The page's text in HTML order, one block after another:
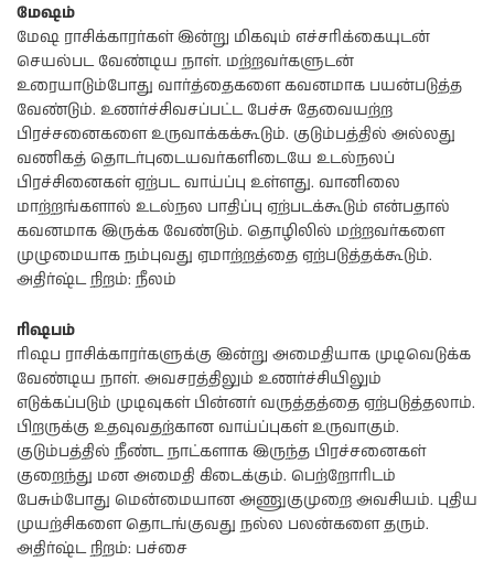
மேஷம்
மேஷ ராசிக்காரர்கள் இன்று மிகவும் எச்சரிக்கையுடன்
செயல்பட வேண்டிய நாள். மற்றவர்களுடன்
உரையாடும்போது வார்த்தைகளை கவனமாக பயன்படுத்த
வேண்டும். உணர்ச்சிவசப்பட்ட பேச்சு தேவையற்ற
பிரச்சனைகளை உருவாக்கக்கூடும். குடும்பத்தில் அல்லது
வணிகத் தொடர்புடையவர்களிடையே உடல்நலப்
பிரச்சினைகள் ஏற்பட வாய்ப்பு உள்ளது. வானிலை
மாற்றங்களால் உடல்நல பாதிப்பு ஏற்படக்கூடும் என்பதால்
கவனமாக இருக்க வேண்டும். தொழிலில் மற்றவர்களை
முழுமையாக நம்புவது ஏமாற்றத்தை ஏற்படுத்தக்கூடும்.
அதிர்ஷ்ட நிறம்: நீலம்
ரிஷபம்
ரிஷப ராசிக்காரர்களுக்கு இன்று அமைதியாக முடிவெடுக்க
வேண்டிய நாள். அவசரத்திலும் உணர்ச்சியிலும்
எடுக்கப்படும் முடிவுகள் பின்னர் வருத்தத்தை ஏற்படுத்தலாம்.
பிறருக்கு உதவுவதற்கான வாய்ப்புகள் உருவாகும்.
குடும்பத்தில் நீண்ட நாட்களாக இருந்த பிரச்சனைகள்
குறைந்து மன அமைதி கிடைக்கும். பெற்றோரிடம்
பேசும்போது மென்மையான அணுகுமுறை அவசியம். புதிய
முயற்சிகளை தொடங்குவது நல்ல பலன்களை தரும்.
அதிர்ஷ்ட நிறம்: பச்சை